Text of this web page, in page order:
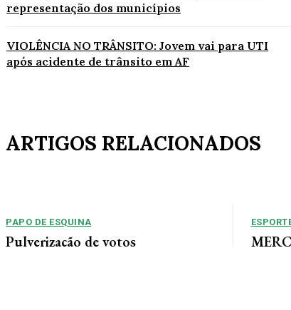
representação dos municípios
VIOLÊNCIA NO TRÂNSITO: Jovem vai para UTI
após acidente de trânsito em AF
ARTIGOS RELACIONADOS
PAPO DE ESQUINA
Pulverização de votos